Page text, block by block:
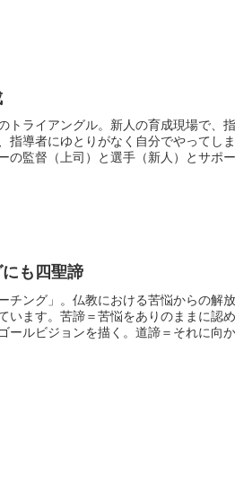
トライアングル。新人の育成現場で、
指導者にゆとりがなく自分でやってし
の監督（上司）と選手（新人）とサポ
も四聖諦
チング」。仏教における苦悩からの解
います。苦諦＝苦悩をありのままに認
ールビジョンを描く。道諦＝それに向